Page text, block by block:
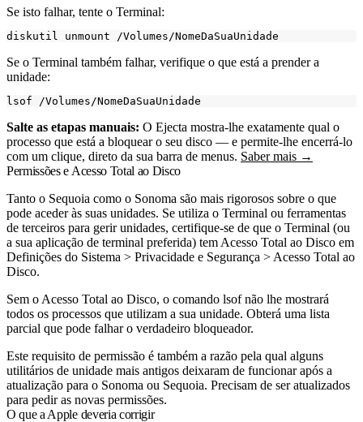
Se isto falhar, tente o Terminal:
Se o Terminal também falhar, verifique o que está a prender a
unidade:
Salte as etapas manuais: O Ejecta mostra-lhe exatamente qual o
processo que está a bloquear o seu disco — e permite-lhe encerrá-lo
com um clique, direto da sua barra de menus. Saber mais →
Permissões e Acesso Total ao Disco
Tanto o Sequoia como o Sonoma são mais rigorosos sobre o que
pode aceder às suas unidades. Se utiliza o Terminal ou ferramentas
de terceiros para gerir unidades, certifique-se de que o Terminal (ou
a sua aplicação de terminal preferida) tem Acesso Total ao Disco em
Definições do Sistema > Privacidade e Segurança > Acesso Total ao
Disco.
Sem o Acesso Total ao Disco, o comando lsofnão lhe mostrará
todos os processos que utilizam a sua unidade. Obterá uma lista
parcial que pode falhar o verdadeiro bloqueador.
Este requisito de permissão é também a razão pela qual alguns
utilitários de unidade mais antigos deixaram de funcionar após a
atualização para o Sonoma ou Sequoia. Precisam de ser atualizados
para pedir as novas permissões.
O que a Apple deveria corrigir